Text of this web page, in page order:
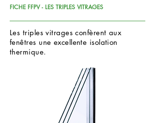
FICHE FFPV - LES TRIPLES VITRAGES
Les triples vitrages confèrent aux
fenêtres une excellente isolation
thermique.